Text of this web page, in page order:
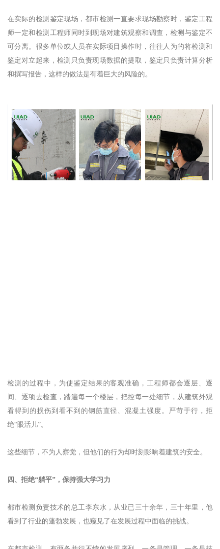
在实际的检测鉴定现场，都市检测一直要求现场勘察时，鉴定工程
师一定和检测工程师同时到现场对建筑观察和调查，检测与鉴定不
可分离。很多单位或人员在实际项目操作时，往往人为的将检测和
鉴定对立起来，检测只负责现场数据的提取，鉴定只负责计算分析
和撰写报告，这样的做法是有着巨大的风险的。
检测的过程中，为使鉴定结果的客观准确，工程师都会逐层、逐
间、逐项去检查，踏遍每一个楼层，把控每一处细节，从建筑外观
看得到的损伤到看不到的钢筋直径、混凝土强度。严苛于行，拒
绝“眼活儿”。
这些细节，不为人察觉，但他们的行为却时刻影响着建筑的安全。
四、拒绝“躺平”，保持强大学习力
都市检测负责技术的总工李东水，从业已三十余年，三十年里，他
看到了行业的蓬勃发展，也窥见了在发展过程中面临的挑战。